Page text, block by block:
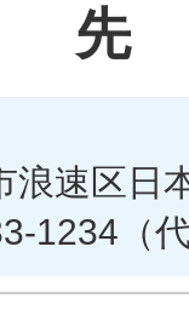
先
浪速区日
1234（